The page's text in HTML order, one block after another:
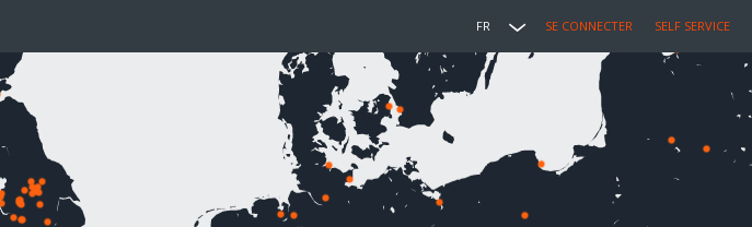
FR SE CONNECTER SELF SERVICE